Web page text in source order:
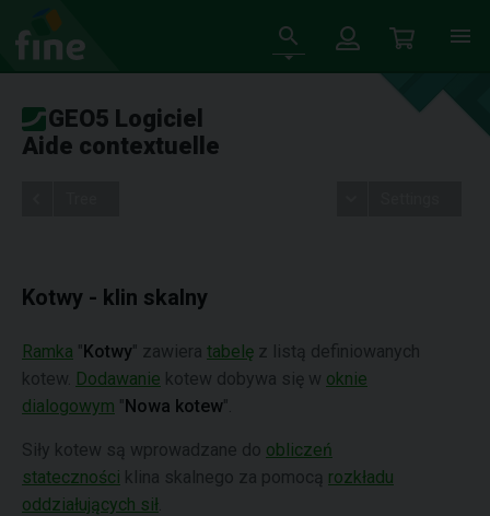
GEO5 Logiciel
Aide contextuelle
Kotwy - klin skalny
Ramka "Kotwy" zawiera tabelę z listą definiowanych
kotew. Dodawanie kotew dobywa się w oknie
dialogowym "Nowa kotew".
Siły kotew są wprowadzane do obliczeń
stateczności klina skalnego za pomocą rozkładu
oddziałujących sił